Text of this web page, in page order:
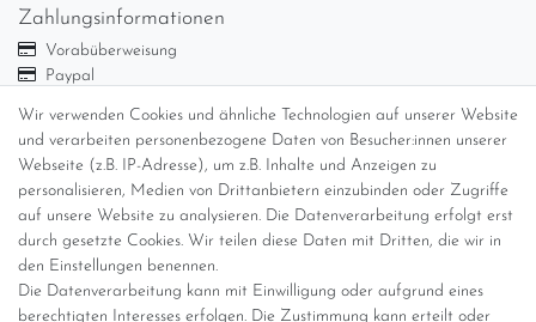
Wir verwenden Cookies und ähnliche Technologien auf unserer Website
und verarbeiten personenbezogene Daten von Besucher:innen unserer
Webseite (z.B. IP-Adresse), um z.B. Inhalte und Anzeigen zu
personalisieren, Medien von Drittanbietern einzubinden oder Zugriffe
auf unsere Website zu analysieren. Die Datenverarbeitung erfolgt erst
durch gesetzte Cookies. Wir teilen diese Daten mit Dritten, die wir in
den Einstellungen benennen.
Die Datenverarbeitung kann mit Einwilligung oder aufgrund eines
berechtigten Interesses erfolgen. Die Zustimmung kann erteilt oder
Zahlungsinformationen
Vorabüberweisung
Paypal
Versandinformationen
Versand per GLS (6,90 Euro) oder DHL (8,49 Euro ) inkl. MwSt.
(innerhalb Deutschlands)
kostenfreie Lieferung ab 150 Euro Warenwert (innerhalb
Deutschlands)